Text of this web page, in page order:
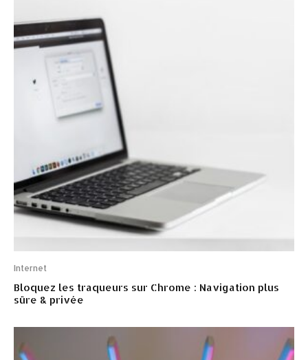
Internet
Bloquez les traqueurs sur Chrome : Navigation plus
sûre & privée